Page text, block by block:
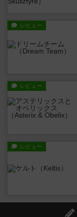
レビュー
レビュー
レビュー